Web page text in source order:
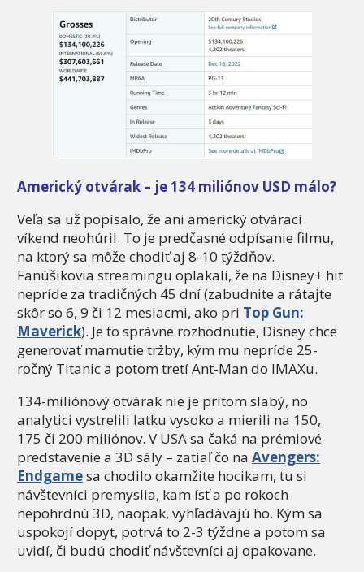
Americký otvárak – je 134 miliónov USD málo?
Veľa sa už popísalo, že ani americký otvárací
víkend neohúril. To je predčasné odpísanie filmu,
na ktorý sa môže chodiť aj 8-10 týždňov.
Fanúšikovia streamingu oplakali, že na Disney+ hit
nepríde za tradičných 45 dní (zabudnite a rátajte
skôr so 6, 9 či 12 mesiacmi, ako pri Top Gun:
Maverick). Je to správne rozhodnutie, Disney chce
generovať mamutie tržby, kým mu nepríde 25-
ročný Titanic a potom tretí Ant-Man do IMAXu.
134-miliónový otvárak nie je pritom slabý, no
analytici vystrelili latku vysoko a mierili na 150,
175 či 200 miliónov. V USA sa čaká na prémiové
predstavenie a 3D sály – zatiaľ čo na Avengers:
Endgamesa chodilo okamžite hocikam, tu si
návštevníci premyslia, kam ísť a po rokoch
nepohrdnú 3D, naopak, vyhľadávajú ho. Kým sa
uspokojí dopyt, potrvá to 2-3 týždne a potom sa
uvidí, či budú chodiť návštevníci aj opakovane.